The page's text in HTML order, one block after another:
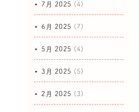
7月 2025 (4)
6月 2025 (7)
5月 2025 (4)
3月 2025 (5)
2月 2025 (3)